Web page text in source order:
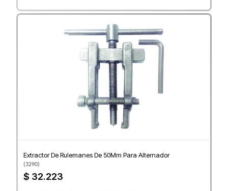
Extractor De Rulemanes De 50Mm Para Alternador
(3290)
$ 32.223